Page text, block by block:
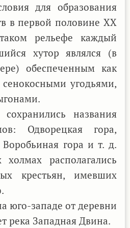
для образования
в первой половине ХХ
рельефе каждый
хутор являлся (в
обеспеченным как
угодьями,
названия
Одворецкая гора,
гора и т. д.
располагались
крестьян, имевших
юго-западе от деревни
река Западная Двина.